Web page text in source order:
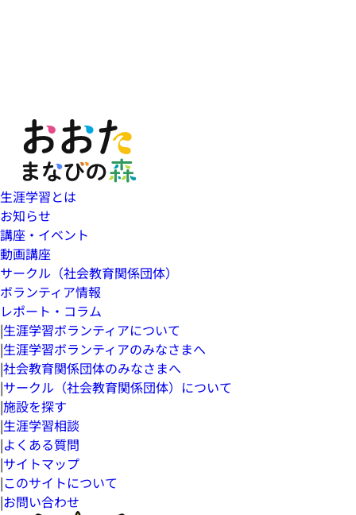
生涯学習とは
お知らせ
講座・イベント
動画講座
サークル（社会教育関係団体）
ボランティア情報
レポート・コラム
|生涯学習ボランティアについて
|生涯学習ボランティアのみなさまへ
|社会教育関係団体のみなさまへ
|サークル（社会教育関係団体）について
|施設を探す
|生涯学習相談
|よくある質問
|サイトマップ
|このサイトについて
|お問い合わせ